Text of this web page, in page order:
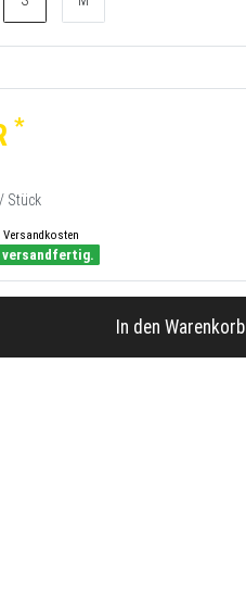
*
Stück
Versandkosten
versandfertig.
In den Warenkorb